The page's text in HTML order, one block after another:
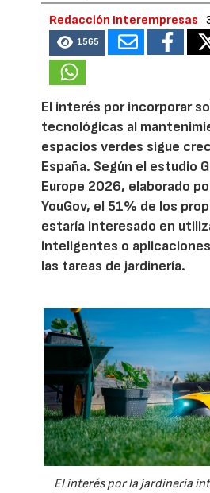
Redacción Interempresas
1565
El interés por incorporar
tecnológicas al
espacios verdes sigue
España. Según el estudio
Europe 2026, elaborado
YouGov, el 51% de los
estaría interesado en
inteligentes o
las tareas de jardinería.
El interés por la jardinería